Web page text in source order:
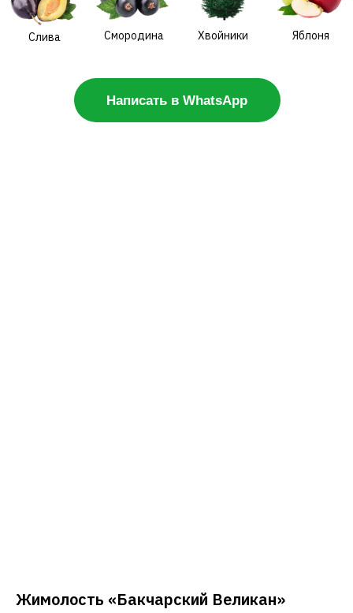
Жимолость «Бакчарский Великан»